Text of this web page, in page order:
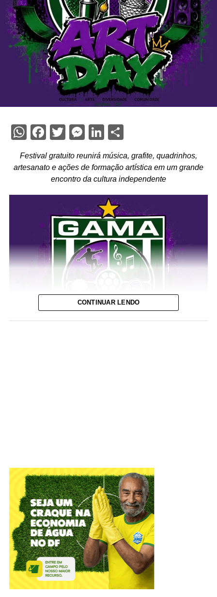
WhatsApp
Facebook
Twitter
Messenger
LinkedIn
Share
Festival gratuito reunirá música, grafite, quadrinhos,
artesanato e ações de formação artística em um grande
encontro da cultura independente
artistas do Distrito Federal e convidados nacionais em
uma programação voltada a toda a comunidade, que terá
como um de seus destaques a revitalização da própria
pista de skate por meio de intervenções de grafite
realizadas ao longo do dia.
“O Gama Art Day foi concebido para valorizar a produção
artística da cidade e fortalecer a cultura produzida nas
regiões administrativas do Distrito Federal. A iniciativa
reúne diferentes linguagens, como grafite, quadrinhos,
artesanato, dança e literatura independente, promovendo
CONTINUAR LENDO